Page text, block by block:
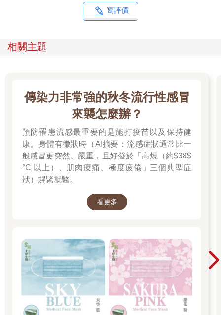
寫評價
相關主題
傳染力非常強的秋冬流行性感冒
來襲怎麼辦？
預防罹患流感最重要的是施打疫苗以及保持健
康。身體有徵狀時（AI摘要：流感症狀通常比一
般感冒更突然、嚴重，且好發於「高燒（約$38$
°C 以上）、肌肉痠痛、極度疲倦」三個典型症
狀）趕緊就醫。
看更多